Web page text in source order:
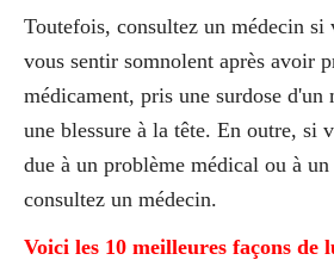
Toutefois, consultez un médecin si
vous sentir somnolent après avoir
médicament, pris une surdose d'un
une blessure à la tête. En outre, si
due à un problème médical ou à
consultez un médecin.
Voici les 10 meilleures façons de